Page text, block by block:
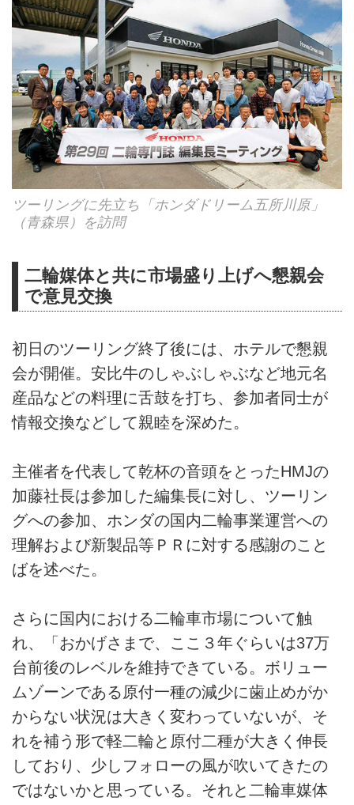
ツーリングに先立ち「ホンダドリーム五所川原」
（青森県）を訪問
二輪媒体と共に市場盛り上げへ懇親会
で意見交換
初日のツーリング終了後には、ホテルで懇親
会が開催。安比牛のしゃぶしゃぶなど地元名
産品などの料理に舌鼓を打ち、参加者同士が
情報交換などして親睦を深めた。
主催者を代表して乾杯の音頭をとったHMJの
加藤社長は参加した編集長に対し、ツーリン
グへの参加、ホンダの国内二輪事業運営への
理解および新製品等ＰＲに対する感謝のこと
ばを述べた。
さらに国内における二輪車市場について触
れ、「おかげさまで、ここ３年ぐらいは37万
台前後のレベルを維持できている。ボリュー
ムゾーンである原付一種の減少に歯止めがか
からない状況は大きく変わっていないが、そ
れを補う形で軽二輪と原付二種が大きく伸長
しており、少しフォローの風が吹いてきたの
ではないかと思っている。それと二輪車媒体